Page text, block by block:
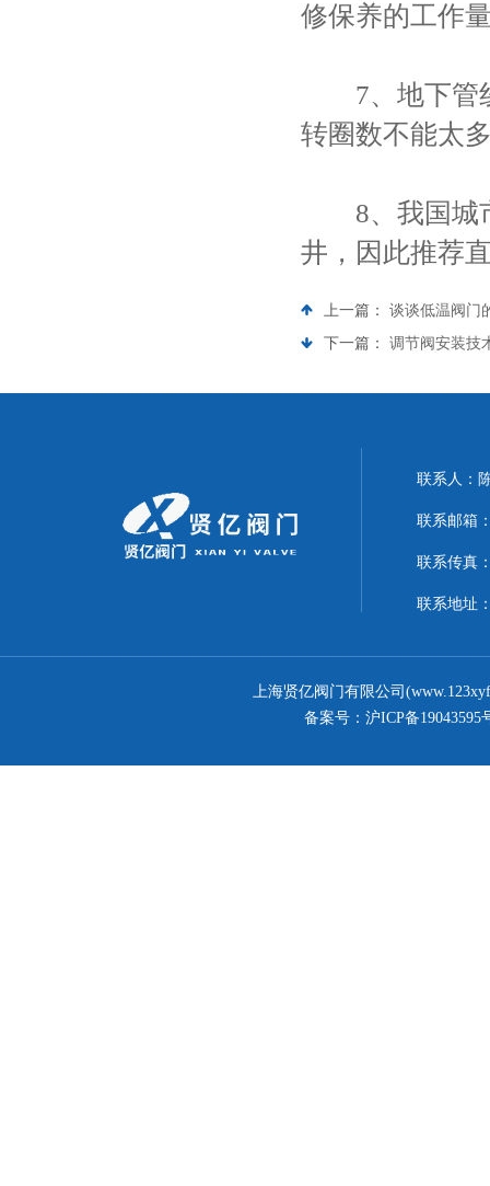
修保养的工作
7、地下管线
转圈数不能太
8、我国城市
井，因此推荐
上一篇： 谈谈低温阀门
下一篇： 调节阀安装技
联系人：
联系邮箱
联系传真
联系地址
上海贤亿阀门有限公司
备案号： 沪ICP备19043595